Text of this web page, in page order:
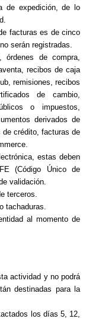
de expedición, de lo
facturas es de cinco
serán registradas.
órdenes de compra,
recibos de caja
remisiones, recibos
de cambio,
o impuestos,
derivados de
crédito, facturas de
estas deben
(Código Único de
validación.
terceros.
tachaduras.
al momento de
actividad y no podrá
destinadas para la
los días 5, 12,